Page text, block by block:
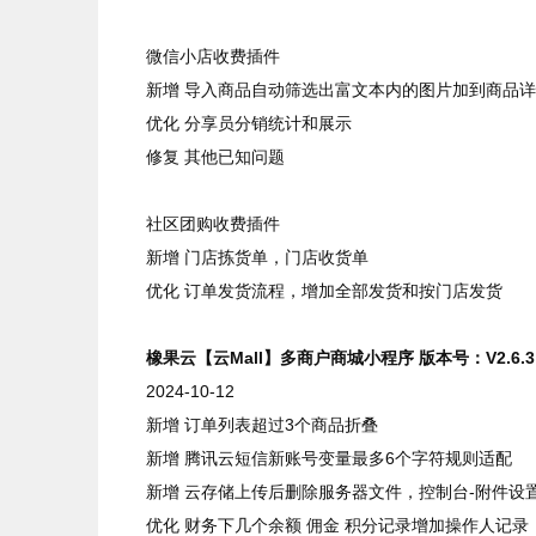
微信小店收费插件
新增 导入商品自动筛选出富文本内的图片加到商品
优化 分享员分销统计和展示
修复 其他已知问题
社区团购收费插件
新增 门店拣货单，门店收货单
优化 订单发货流程，增加全部发货和按门店发货
橡果云【云Mall】多商户商城小程序 版本号：V2.6.3
2024-10-12
新增 订单列表超过3个商品折叠
新增 腾讯云短信新账号变量最多6个字符规则适配
新增 云存储上传后删除服务器文件，控制台-附件设
优化 财务下几个余额 佣金 积分记录增加操作人记录